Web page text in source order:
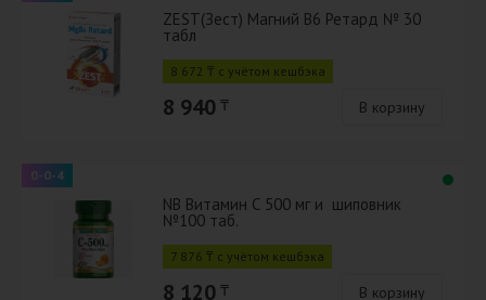
ZEST(Зест) Магний B6 Ретард № 30
табл
8 672 ₸ с учётом кешбэка
8 940 ₸ В корзину
0-0-4
NB Витамин С 500 мг и шиповник
№100 таб.
7 876 ₸ с учётом кешбэка
8 120 ₸ В корзину